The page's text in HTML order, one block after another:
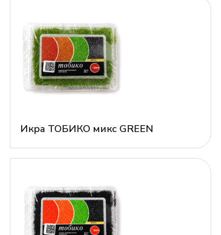
Икра ТОБИКО микс GREEN